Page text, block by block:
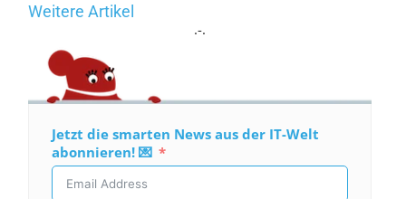
Weitere Artikel
.-.
Jetzt die smarten News aus der IT-Welt
abonnieren! 💌